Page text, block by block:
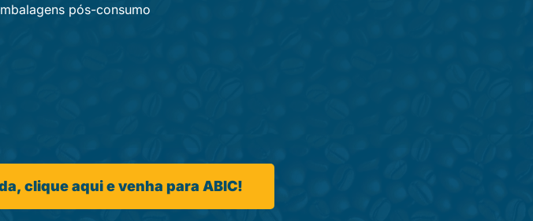
pós-consumo
clique aqui e venha para ABIC!